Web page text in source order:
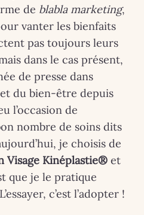
de blabla marketing,
vanter les bienfaits
pas toujours leurs
dans le cas présent,
de presse dans
du bien-être depuis
l’occasion de
nombre de soins dits
je choisis de
Visage Kinéplastie® et
que je le pratique
c’est l’adopter !